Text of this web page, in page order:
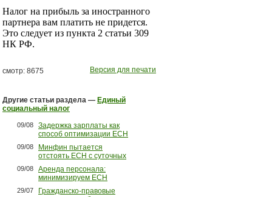
Налог на прибыль за иностранного
партнера вам платить не придется.
Это следует из пункта 2 статьи 309
НК РФ.
смотр: 8675 Версия для печати
Другие статьи раздела — Единый
социальный налог
09/08
Задержка зарплаты как
способ оптимизации ЕСН
09/08
Минфин пытается
отстоять ЕСН с суточных
09/08
Аренда персонала:
минимизируем ЕСН
29/07
Гражданско-правовые